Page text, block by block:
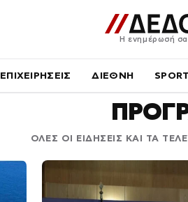
Η ενημέρωσή
ΕΠΙΧΕΙΡΗΣΕΙΣ ΔΙΕΘΝΗ
ΟΛΕΣ ΟΙ ΕΙΔΗΣΕΙΣ ΚΑΙ ΤΑ